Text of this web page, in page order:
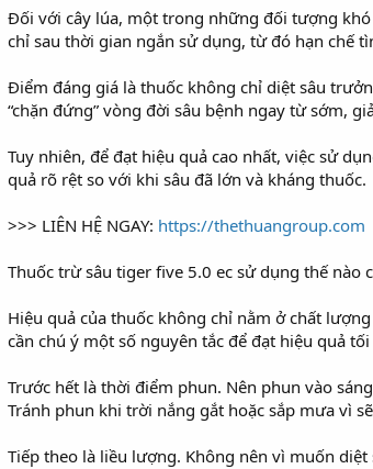
Đối với cây lúa, một trong những đối tượng khó
chỉ sau thời gian ngắn sử dụng, từ đó hạn chế
Điểm đáng giá là thuốc không chỉ diệt sâu
“chặn đứng” vòng đời sâu bệnh ngay từ sớm,
Tuy nhiên, để đạt hiệu quả cao nhất, việc sử
quả rõ rệt so với khi sâu đã lớn và kháng thuốc.
>>> LIÊN HỆ NGAY: https://thethuangroup.com
Thuốc trừ sâu tiger five 5.0 ec sử dụng thế nào
Hiệu quả của thuốc không chỉ nằm ở chất
cần chú ý một số nguyên tắc để đạt hiệu quả
Trước hết là thời điểm phun. Nên phun vào
Tránh phun khi trời nắng gắt hoặc sắp mưa vì
Tiếp theo là liều lượng. Không nên vì muốn